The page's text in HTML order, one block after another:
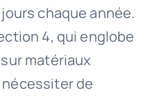
chaque année.
4, qui englobe
matériaux
de